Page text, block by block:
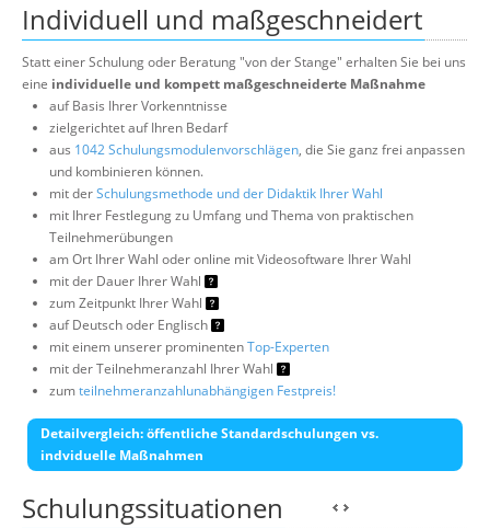
Individuell und maßgeschneidert
Statt einer Schulung oder Beratung "von der Stange" erhalten Sie bei uns
eine individuelle und kompett maßgeschneiderte Maßnahme
auf Basis Ihrer Vorkenntnisse
zielgerichtet auf Ihren Bedarf
aus 1042 Schulungsmodulenvorschlägen, die Sie ganz frei anpassen
und kombinieren können.
mit derSchulungsmethode und der Didaktik Ihrer Wahl
mit Ihrer Festlegung zu Umfang und Thema von praktischen
Teilnehmerübungen
am Ort Ihrer Wahl oder online mit Videosoftware Ihrer Wahl
mit der Dauer Ihrer Wahl
zum Zeitpunkt Ihrer Wahl
auf Deutsch oder Englisch
mit einem unserer prominentenTop-Experten
mit der Teilnehmeranzahl Ihrer Wahl
zumteilnehmeranzahlunabhängigen Festpreis!
Detailvergleich: öffentliche Standardschulungen vs.
indviduelle Maßnahmen
Schulungssituationen